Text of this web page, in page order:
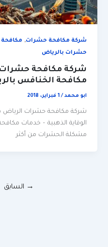
شركة مكافحة حشرات,
حشرات بالرياض
شركة مكافحة حشرات
مكافحة الخنافس
ابو محمد/1 فبراير، 2018
شركة مكافحة حشرات
الوقاية الذهبية – خدمات
مشكلة الحشرات من أكثر
→ السابق